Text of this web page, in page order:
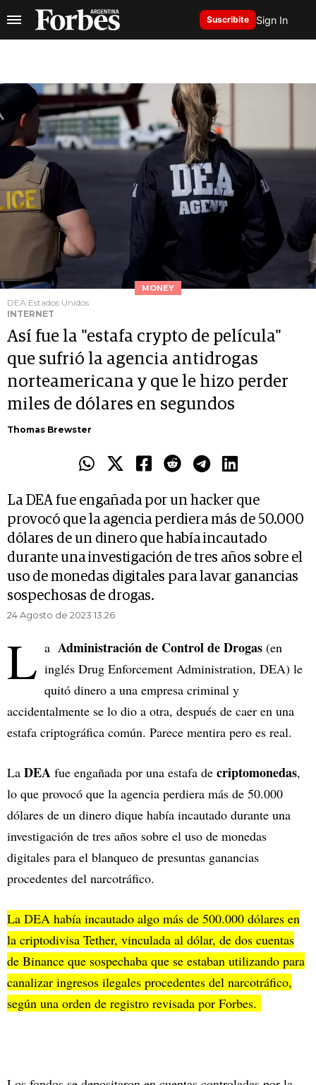
Suscribite Sign In
MONEY
DEA Estados Unidos
INTERNET
Así fue la "estafa crypto de película"
que sufrió la agencia antidrogas
norteamericana y que le hizo perder
miles de dólares en segundos
Thomas Brewster
La DEA fue engañada por un hacker que
provocó que la agencia perdiera más de 50.000
dólares de un dinero que había incautado
durante una investigación de tres años sobre el
uso de monedas digitales para lavar ganancias
sospechosas de drogas.
24 Agosto de 2023 13.26
L a Administración de Control de Drogas (en
inglés Drug Enforcement Administration, DEA) le
quitó dinero a una empresa criminal y
accidentalmente se lo dio a otra, después de caer en una
estafa criptográfica común. Parece mentira pero es real.
La DEA fue engañada por una estafa de criptomonedas,
lo que provocó que la agencia perdiera más de 50.000
dólares de un dinero dique había incautado durante una
investigación de tres años sobre el uso de monedas
digitales para el blanqueo de presuntas ganancias
procedentes del narcotráfico.
La DEA había incautado algo más de 500.000 dólares en
la criptodivisa Tether, vinculada al dólar, de dos cuentas
de Binance que sospechaba que se estaban utilizando para
canalizar ingresos ilegales procedentes del narcotráfico,
según una orden de registro revisada por Forbes.